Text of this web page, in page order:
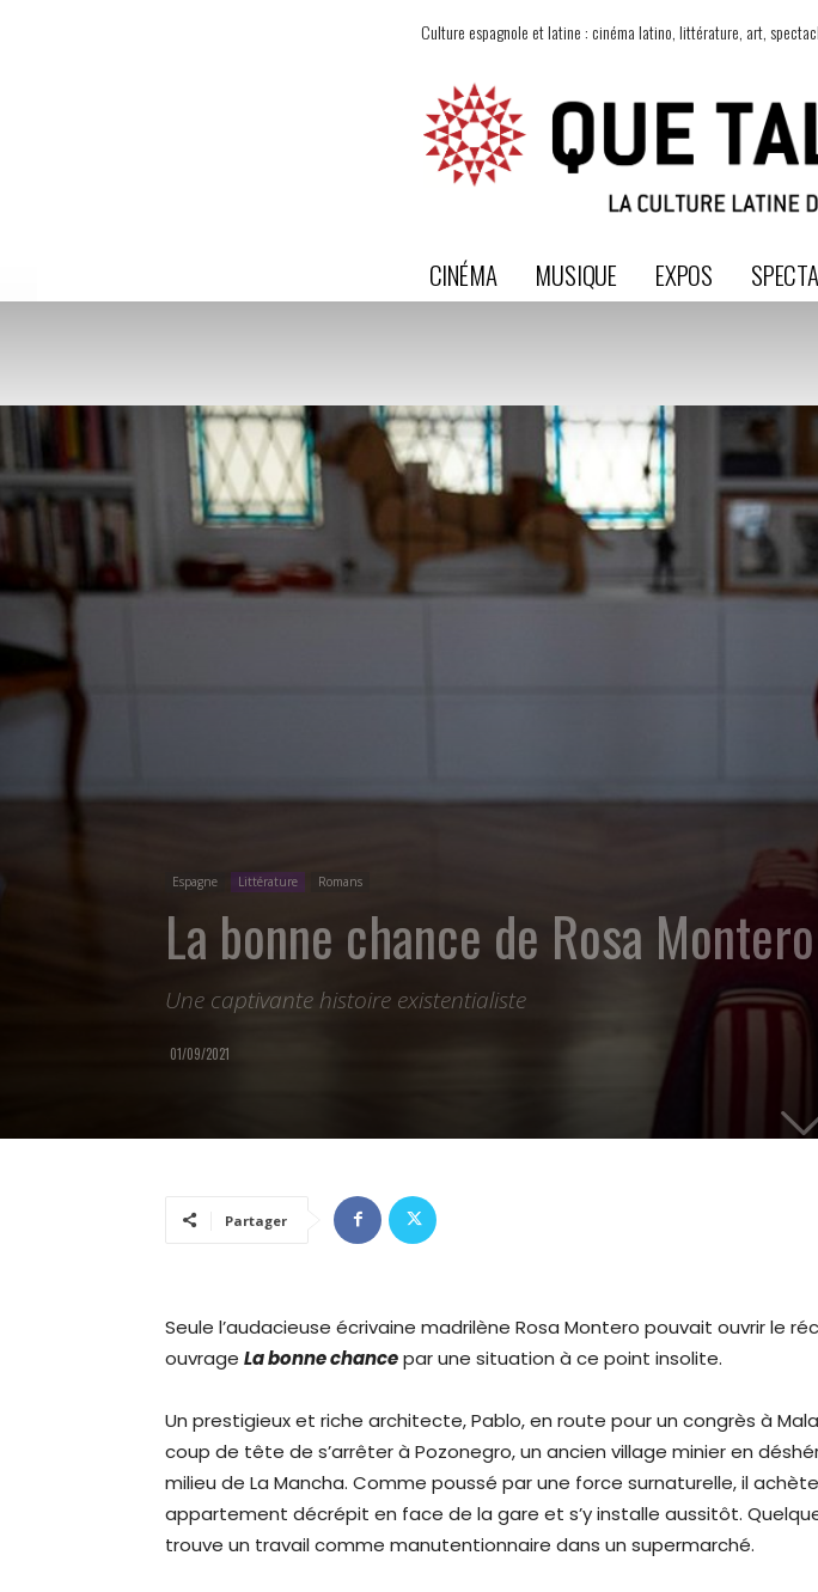
Culture espagnole et latine : cinéma latino, littérature, art,
CINÉMA MUSIQUE EXPOS
Espagne Littérature Romans
La bonne chance de Rosa Montero
Une captivante histoire existentialiste
01/09/2021
Partager
Seule l’audacieuse écrivaine madrilène Rosa Montero pouvait ouvrir le
ouvrage La bonne chancepar une situation à ce point insolite.
Un prestigieux et riche architecte, Pablo, en route pour un congrès à
coup de tête de s’arrêter à Pozonegro, un ancien village minier en
milieu de La Mancha. Comme poussé par une force surnaturelle, il
appartement décrépit en face de la gare et s’y installe aussitôt.
trouve un travail comme manutentionnaire dans un supermarché.